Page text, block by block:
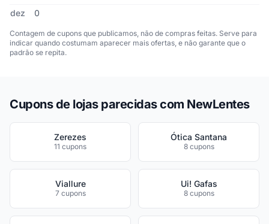
dez
0
Contagem de cupons que publicamos, não de compras feitas. Serve para
indicar quando costumam aparecer mais ofertas, e não garante que o
padrão se repita.
Cupons de lojas parecidas com NewLentes
Zerezes
11 cupons
Ótica Santana
8 cupons
Viallure
7 cupons
Ui! Gafas
8 cupons